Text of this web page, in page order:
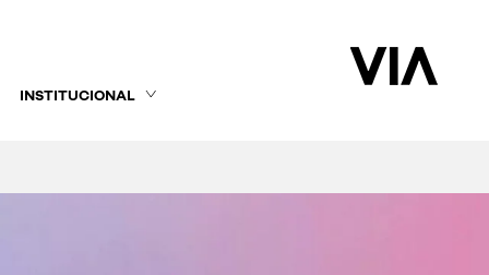
INSTITUCIONAL